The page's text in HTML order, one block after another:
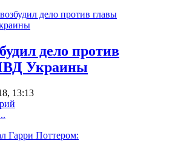
дело против
Украины‍
13:13